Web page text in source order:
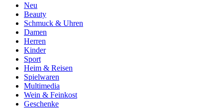
Neu
Beauty
Schmuck & Uhren
Damen
Herren
Kinder
Sport
Heim & Reisen
Spielwaren
Multimedia
Wein & Feinkost
Geschenke